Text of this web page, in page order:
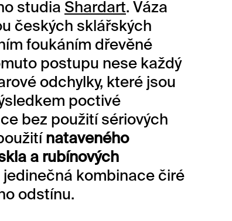
studia Shardart. Váza
českých sklářských
foukáním dřevěné
postupu nese každý
odchylky, které jsou
poctivé
bez použití sériových
nataveného
a rubínových
kombinace čiré
odstínu.